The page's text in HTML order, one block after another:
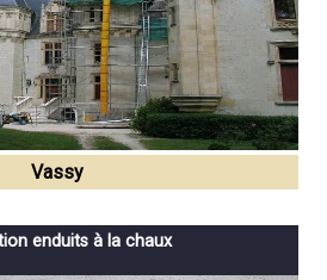
Vassy
enduits à la chaux